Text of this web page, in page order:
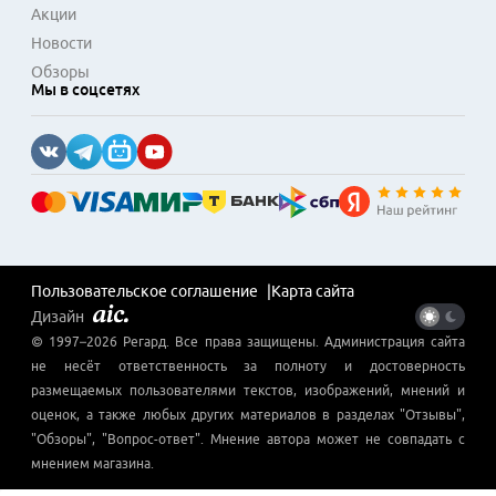
Акции
Новости
Обзоры
Мы в соцсетях
Пользовательское соглашение
Карта сайта
Дизайн
© 1997–2026 Регард . Все права защищены. Администрация сайта
не несёт ответственность за полноту и достоверность
размещаемых пользователями текстов, изображений, мнений и
оценок, а также любых других материалов в разделах "Отзывы",
"Обзоры", "Вопрос-ответ". Мнение автора может не совпадать с
мнением магазина.